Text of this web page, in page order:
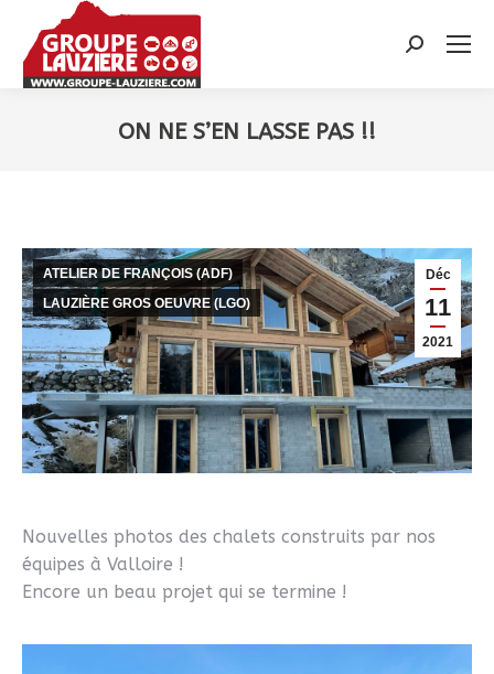
Recherche
ON NE S’EN LASSE PAS !!
Déc
11
2021
ATELIER DE FRANÇOIS (ADF)
LAUZIÈRE GROS OEUVRE (LGO)
Nouvelles photos des chalets construits par nos
équipes à Valloire !
Encore un beau projet qui se termine !